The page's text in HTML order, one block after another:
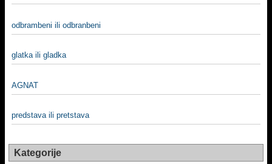
odbrambeni ili odbranbeni
glatka ili gladka
AGNAT
predstava ili pretstava
Kategorije